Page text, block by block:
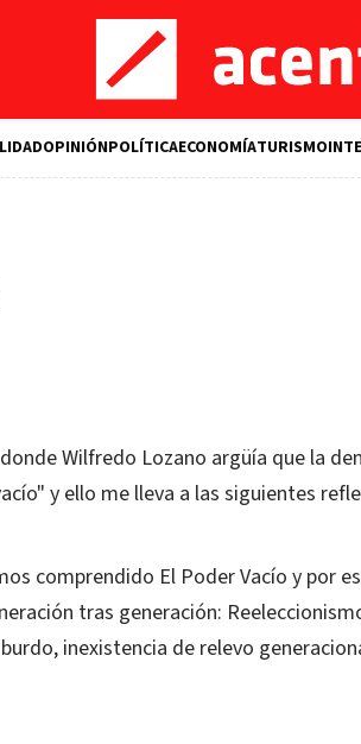
OPINIÓNPOLÍTICAECONOMÍATURISMO
Wilfredo Lozano argüía que la
y ello me lleva a las siguientes
comprendido El Poder Vacío y por
tras generación:
inexistencia de relevo